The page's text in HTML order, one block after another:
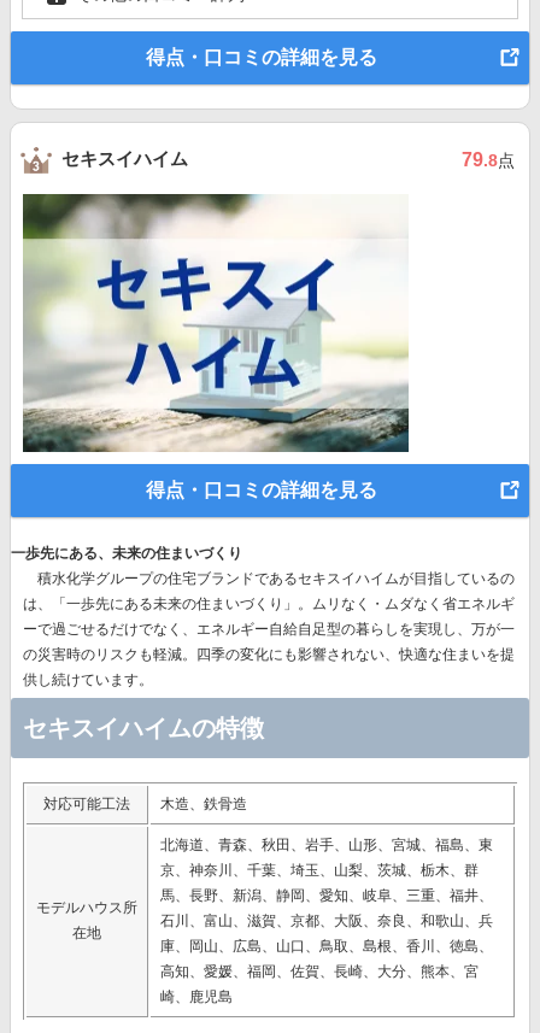
得点・口コミの詳細を見る
セキスイハイム 79.8点
得点・口コミの詳細を見る
一歩先にある、未来の住まいづくり
積水化学グループの住宅ブランドであるセキスイハイムが目指しているの
は、
「一歩先にある未来の住まいづくり」。 ムリなく・ムダなく省エネルギ
ーで過ごせるだけでなく、エネルギー自給自足型の暮らしを実現し、万が一
の災害時のリスクも軽減。四季の変化にも影響されない、快適な住まいを提
供し続けています。
セキスイハイムの特徴
対応可能工法 木造、鉄骨造
モデルハウス所
在地
北海道、青森、秋田、岩手、山形、宮城、福島、東
京、神奈川、千葉、埼玉、山梨、茨城、栃木、群
馬、長野、新潟、静岡、愛知、岐阜、三重、福井、
石川、富山、滋賀、京都、大阪、奈良、和歌山、兵
庫、岡山、広島、山口、鳥取、島根、香川、徳島、
高知、愛媛、福岡、佐賀、長崎、大分、熊本、宮
崎、鹿児島